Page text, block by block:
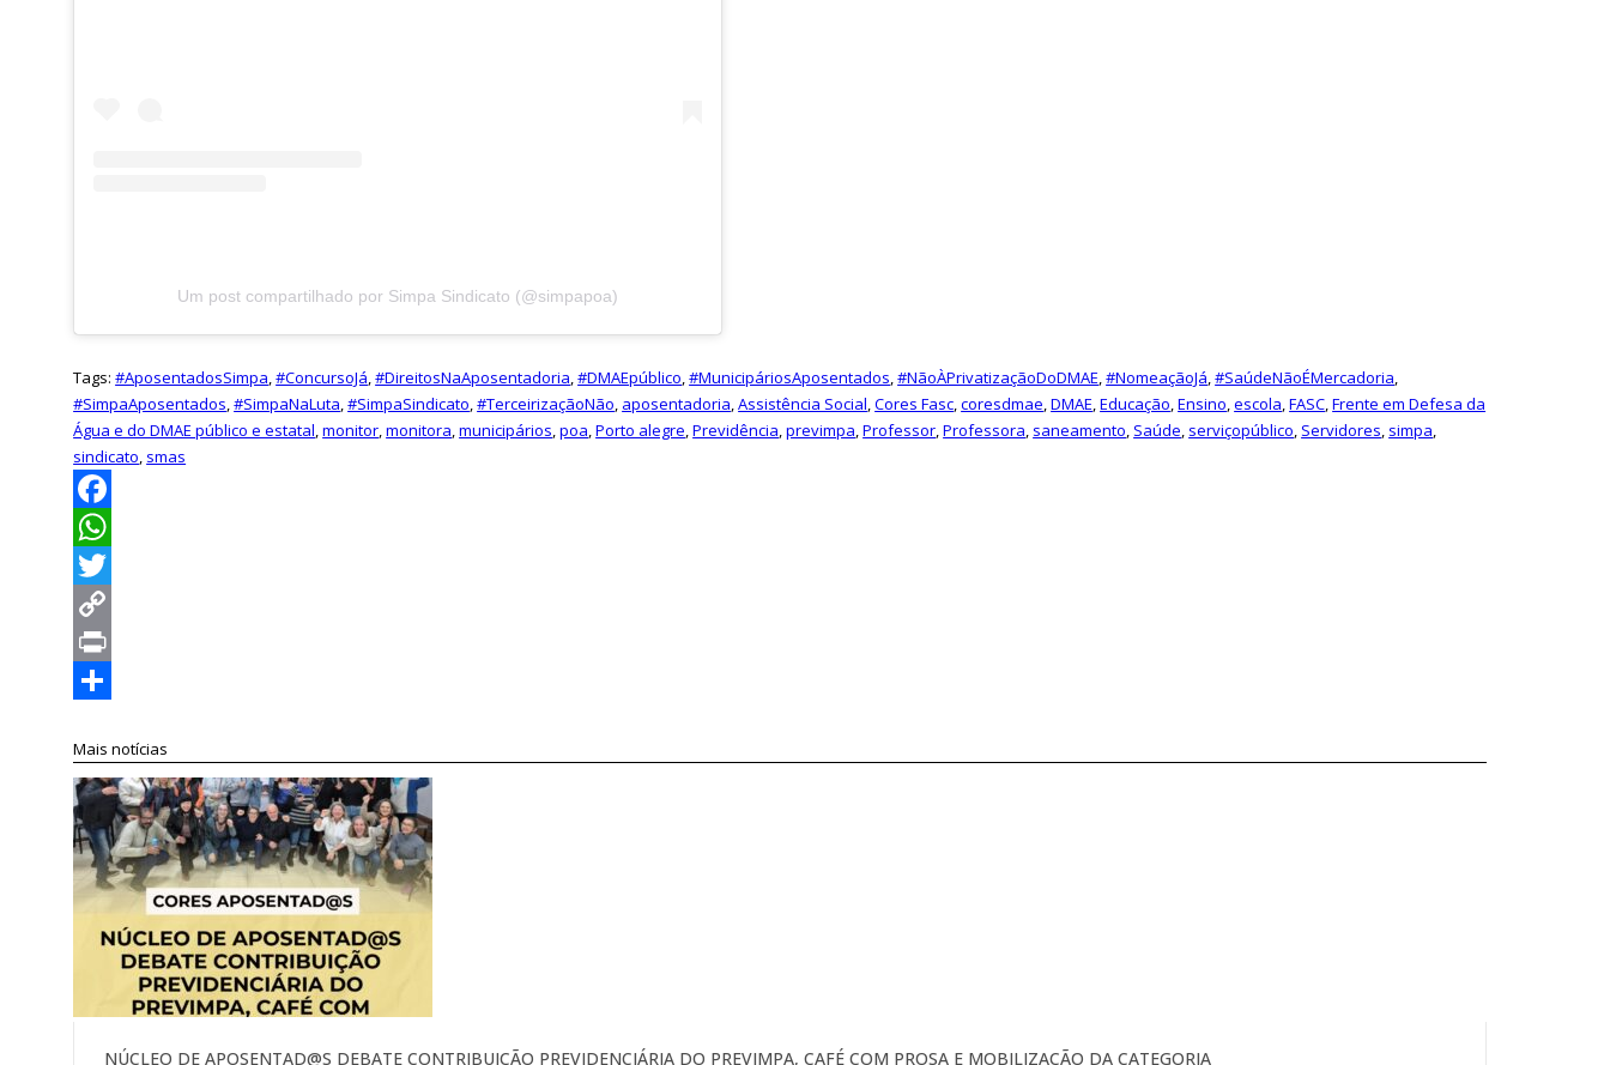
Um post compartilhado por Simpa Sindicato (@simpapoa)
Tags:#AposentadosSimpa,#ConcursoJá,#DireitosNaAposentadoria,#DMAEpúblico,#MunicipáriosAposentados,#NãoÀPrivatizaçãoDoDMAE,#NomeaçãoJá,#SaúdeNãoÉMercadoria,
#SimpaAposentados,#SimpaNaLuta,#SimpaSindicato,#TerceirizaçãoNão, aposentadoria,Assistência Social,Cores Fasc,coresdmae,DMAE,Educação,Ensino,escola,FASC,Frente em Defesa da
Água e do DMAE público e estatal,monitor,monitora,municipários,poa,Porto alegre,Previdência,previmpa,Professor,Professora, saneamento, Saúde, serviçopúblico, Servidores, simpa,
sindicato, smas
Facebook
WhatsApp
Twitter
Copy
Link
Print
Mais notícias
NÚCLEO DE APOSENTAD@S DEBATE CONTRIBUIÇÃO PREVIDENCIÁRIA DO PREVIMPA, CAFÉ COM PROSA E MOBILIZAÇÃO DA CATEGORIA